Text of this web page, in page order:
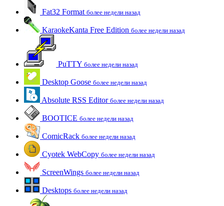
Fat32 Format более недели назад
KaraokeKanta Free Edition более недели назад
PuTTY более недели назад
Desktop Goose более недели назад
Absolute RSS Editor более недели назад
BOOTICE более недели назад
ComicRack более недели назад
Cyotek WebCopy более недели назад
ScreenWings более недели назад
Desktops более недели назад